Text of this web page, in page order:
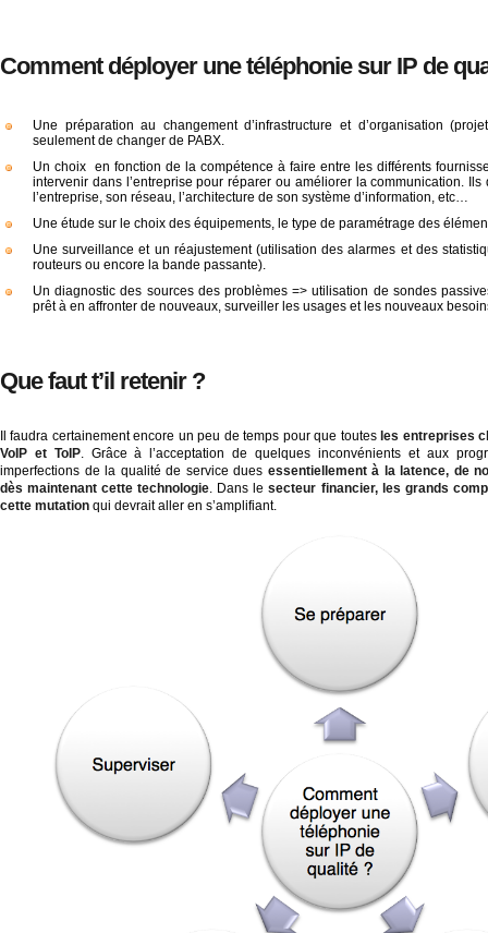
Comment déployer une téléphonie sur IP de
Une préparation au changement d’infrastructure et d’organisation
seulement de changer de PABX.
Un choix en fonction de la compétence à faire entre les différents
intervenir dans l’entreprise pour réparer ou améliorer la communication.
l’entreprise, son réseau, l’architecture de son système d’information, etc…
Une étude sur le choix des équipements, le type de paramétrage des
Une surveillance et un réajustement (utilisation des alarmes et des
routeurs ou encore la bande passante).
Un diagnostic des sources des problèmes => utilisation de sondes
prêt à en affronter de nouveaux, surveiller les usages et les nouveaux
Que faut t’il retenir ?
Il faudra certainement encore un peu de temps pour que toutes les entreprises
VoIP et ToIP. Grâce à l’acceptation de quelques inconvénients et aux
imperfections de la qualité de service dues essentiellement à la latence, de
dès maintenant cette technologie. Dans lesecteur financier, les grands
cette mutation qui devrait aller en s’amplifiant.